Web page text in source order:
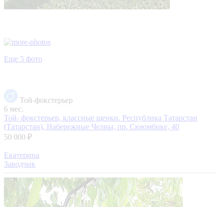
Еще 5 фото
Той-фокстерьер
6 мес.
Той- фокстерьер, классные щенки. Республика Татарстан
(Татарстан), Набережные Челны, пр. Сююмбике, 40
50 000 ₽
Екатерина
Заводчик